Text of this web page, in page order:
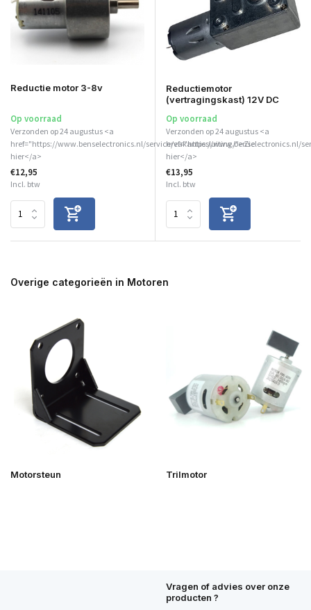
Reductie motor 3-8v
Op voorraad
Verzonden op 24 augustus <a
href="https://www.benselectronics.nl/service/vakantiesluiting/">Zie
hier</a>
€12,95
Incl. btw
Reductiemotor
(vertragingskast) 12V DC
Op voorraad
Verzonden op 24 augustus <a
href="https://www.benselectronics.nl/
hier</a>
€13,95
Incl. btw
Overige categorieën in Motoren
Motorsteun Trilmotor
Vragen of advies over onze
producten ?